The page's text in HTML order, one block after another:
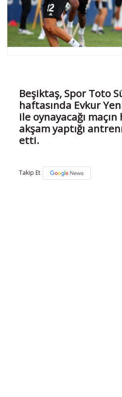
Beşiktaş, Spor Toto
haftasında Evkur
ile oynayacağı maçın
akşam yaptığı
etti.
Takip Et